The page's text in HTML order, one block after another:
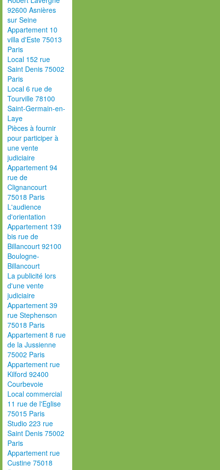
92600 Asnières
sur Seine
Appartement 10
villa d'Este 75013
Paris
Local 152 rue
Saint Denis 75002
Paris
Local 6 rue de
Tourville 78100
Saint-Germain-en-
Laye
Pièces à fournir
pour participer à
une vente
judiciaire
Appartement 94
rue de
Clignancourt
75018 Paris
L'audience
d'orientation
Appartement 139
bis rue de
Billancourt 92100
Boulogne-
Billancourt
La publicité lors
d'une vente
judiciaire
Appartement 39
rue Stephenson
75018 Paris
Appartement 8 rue
de la Jussienne
75002 Paris
Appartement rue
Kilford 92400
Courbevoie
Local commercial
11 rue de l'Eglise
75015 Paris
Studio 223 rue
Saint Denis 75002
Paris
Appartement rue
Custine 75018